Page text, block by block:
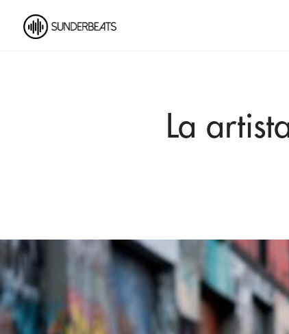
La